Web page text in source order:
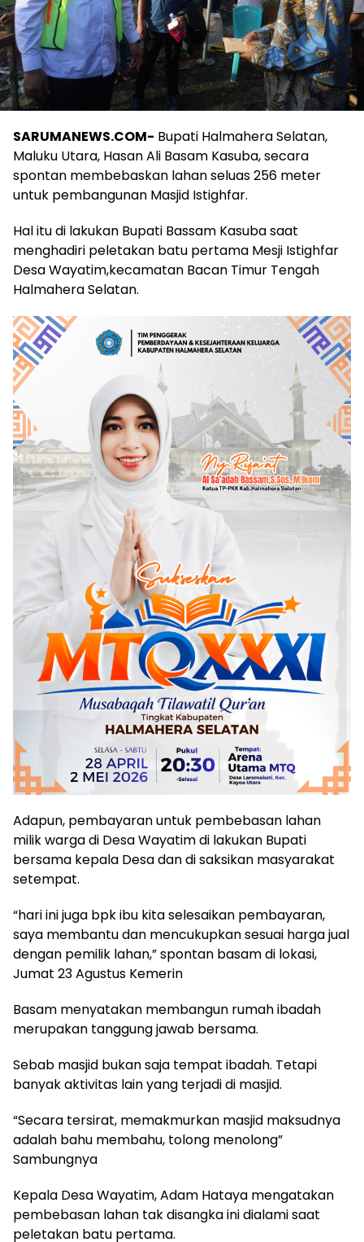
SARUMANEWS.COM- Bupati Halmahera Selatan,
Maluku Utara, Hasan Ali Basam Kasuba, secara
spontan membebaskan lahan seluas 256 meter
untuk pembangunan Masjid Istighfar.
Hal itu di lakukan Bupati Bassam Kasuba saat
menghadiri peletakan batu pertama Mesji Istighfar
Desa Wayatim,kecamatan Bacan Timur Tengah
Halmahera Selatan.
Adapun, pembayaran untuk pembebasan lahan
milik warga di Desa Wayatim di lakukan Bupati
bersama kepala Desa dan di saksikan masyarakat
setempat.
“hari ini juga bpk ibu kita selesaikan pembayaran,
saya membantu dan mencukupkan sesuai harga jual
dengan pemilik lahan,” spontan basam di lokasi,
Jumat 23 Agustus Kemerin
Basam menyatakan membangun rumah ibadah
merupakan tanggung jawab bersama.
Sebab masjid bukan saja tempat ibadah. Tetapi
banyak aktivitas lain yang terjadi di masjid.
“Secara tersirat, memakmurkan masjid maksudnya
adalah bahu membahu, tolong menolong”
Sambungnya
Kepala Desa Wayatim, Adam Hataya mengatakan
pembebasan lahan tak disangka ini dialami saat
peletakan batu pertama.